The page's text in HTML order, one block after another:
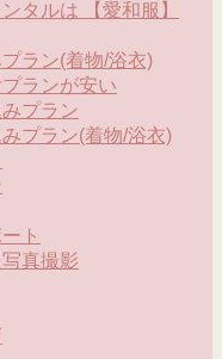
タルは 【愛和服】
ラン(着物/浴衣)
ランが安い
プラン
プラン(着物/浴衣)
ト
真撮影